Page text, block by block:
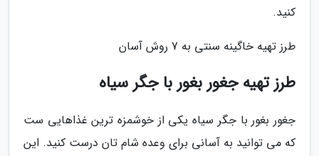
کنید.
طرز تهیه خاگینه سنتی به 7 روش آسان
طرز تهیه جغور بغور با جگر سیاه
جغور بغور با جگر سیاه یکی از خوشمزه ترین غذاهایی ست
که می توانید به آسانی برای وعده شام تان درست کنید. این